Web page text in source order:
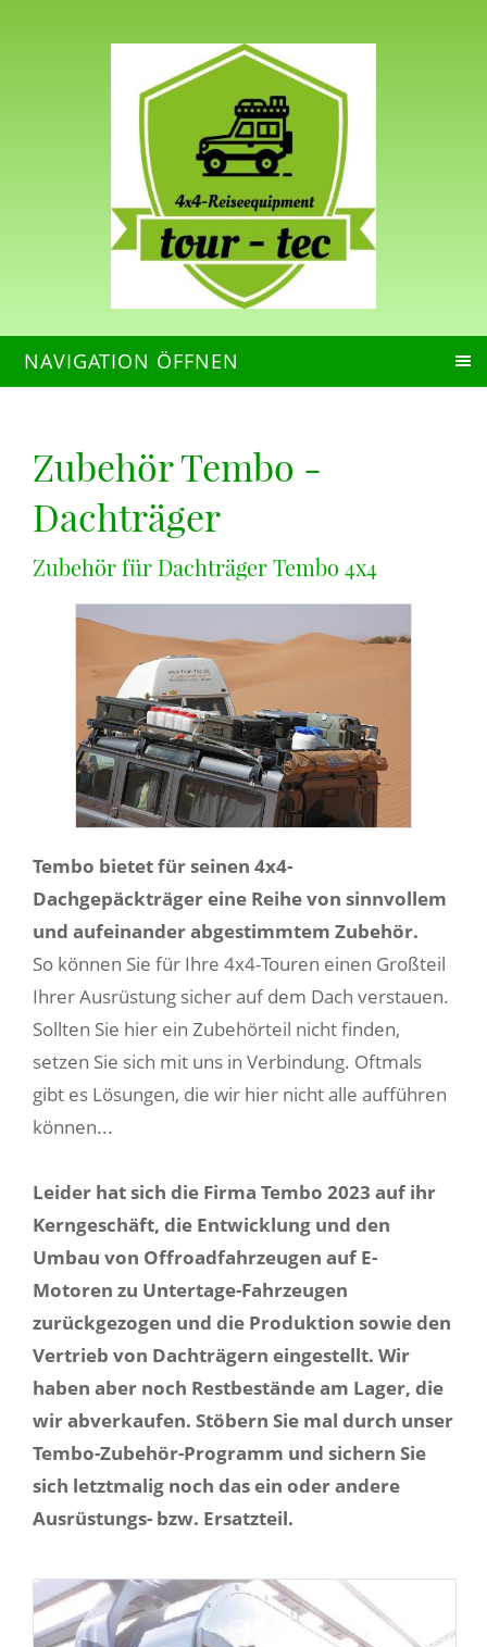
NAVIGATION ÖFFNEN
Zubehör Tembo -
Dachträger
Zubehör für Dachträger Tembo 4x4
Tembo bietet für seinen 4x4-
Dachgepäckträger eine Reihe von sinnvollem
und aufeinander abgestimmtem Zubehör.
So können Sie für Ihre 4x4-Touren einen Großteil
Ihrer Ausrüstung sicher auf dem Dach verstauen.
Sollten Sie hier ein Zubehörteil nicht finden,
setzen Sie sich mit uns in Verbindung. Oftmals
gibt es Lösungen, die wir hier nicht alle aufführen
können...
Leider hat sich die Firma Tembo 2023 auf ihr
Kerngeschäft, die Entwicklung und den
Umbau von Offroadfahrzeugen auf E-
Motoren zu Untertage-Fahrzeugen
zurückgezogen und die Produktion sowie den
Vertrieb von Dachträgern eingestellt. Wir
haben aber noch Restbestände am Lager, die
wir abverkaufen. Stöbern Sie mal durch unser
Tembo-Zubehör-Programm und sichern Sie
sich letztmalig noch das ein oder andere
Ausrüstungs- bzw. Ersatzteil.